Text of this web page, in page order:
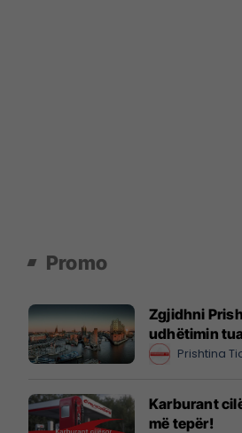
Promo
Zgjidhni
udhëtimin
Prishtina
Karburant
më tepër!